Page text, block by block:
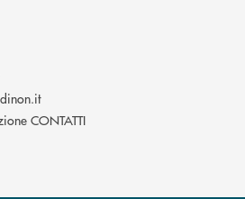
apre l’app di posta elettronica)
(si apre l’app di posta
CONTATTI